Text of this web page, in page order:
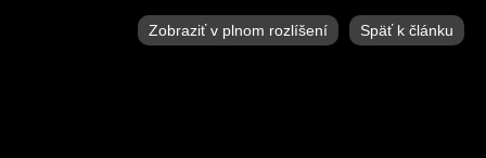
Zobraziť v plnom rozlíšení Späť k článku